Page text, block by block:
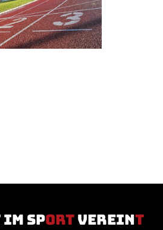
Sportvereint